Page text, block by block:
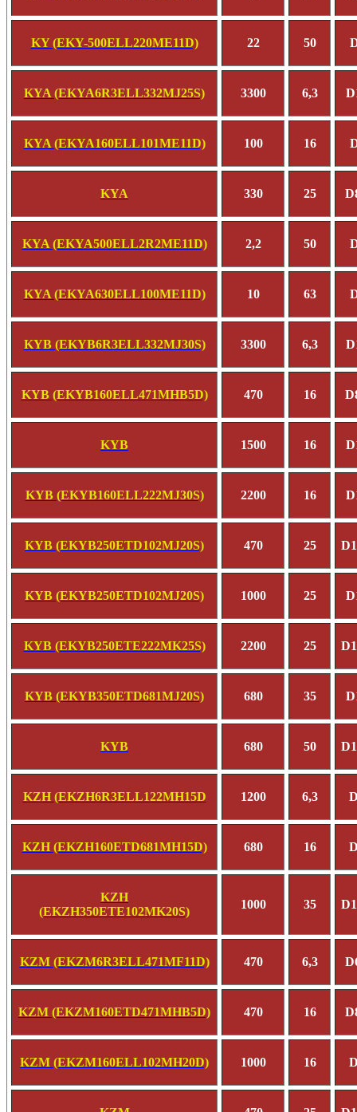
KY (EKY-500ELL220ME11D) 22 50
KYA (EKYA6R3ELL332MJ25S) 3300 6,3
KYA (EKYA160ELL101ME11D) 100 16
KYA 330 25
KYA (EKYA500ELL2R2ME11D) 2,2 50
KYA (EKYA630ELL100ME11D) 10 63
KYB (EKYB6R3ELL332MJ30S) 3300 6,3
KYB (EKYB160ELL471MHB5D) 470 16
KYB 1500 16
KYB (EKYB160ELL222MJ30S) 2200 16
KYB (EKYB250ETD102MJ20S) 470 25
KYB (EKYB250ETD102MJ20S) 1000 25
KYB (EKYB250ETE222MK25S) 2200 25
KYB (EKYB350ETD681MJ20S) 680 35
KYB 680 50
KZH (EKZH6R3ELL122MH15D 1200 6,3
KZH (EKZH160ETD681MH15D) 680 16
KZH
(EKZH350ETE102MK20S)
1000 35
KZM (EKZM6R3ELL471MF11D) 470 6,3
KZM (EKZM160ETD471MHB5D) 470 16
KZM (EKZM160ELL102MH20D) 1000 16